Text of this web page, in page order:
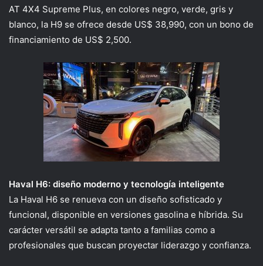
AT 4X4 Supreme Plus, en colores negro, verde, gris y
blanco, la H9 se ofrece desde US$ 38,990, con un bono de
financiamiento de US$ 2,500.
Haval H6: diseño moderno y tecnología inteligente
La Haval H6 se renueva con un diseño sofisticado y
funcional, disponible en versiones gasolina e híbrida. Su
carácter versátil se adapta tanto a familias como a
profesionales que buscan proyectar liderazgo y confianza.